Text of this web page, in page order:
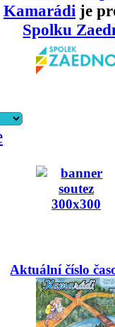
Kamarádi je
Spolku
Aktuální číslo